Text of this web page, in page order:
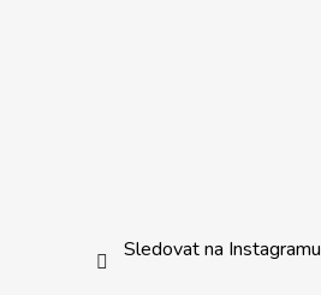
Sledovat na Instagramu